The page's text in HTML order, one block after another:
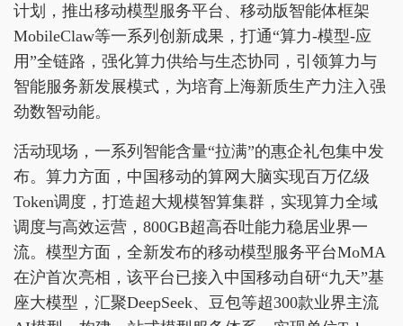
计划，推出移动模型服务平台、移动版智能体框架
MobileClaw等一系列创新成果，打通“算力-模型-应
用”全链路，强化算力供给与生态协同，引领算力与
智能服务新发展模式，为培育上海新质生产力注入强
劲数智动能。
活动现场，一系列智能含量“拉满”的惠企礼包集中发
布。算力方面，中国移动的算网大脑实现百万亿级
Token调度，打造超大规模智算集群，实现算力全域
调度与高效运营，800GB超高吞吐能力稳居业界一
流。模型方面，全新发布的移动模型服务平台MoMA
在沪首次亮相，该平台已接入中国移动自研“九天”基
座大模型，汇聚DeepSeek、豆包等超300款业界主流